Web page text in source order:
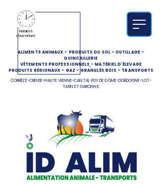
ALIMENTS ANIMAUX - PRODUITS DU SOL-OUTILLAGE-
QUINCAILLERIE
VÊTEMENTS PROFESSIONNELS -MATÉRIEL D'ÉLEVAGE
PRODUITS RÉGIONAUX - GAZ -GRANULÉS BOIS - TRANSPORTS
CORRÈZE-CREUSE-HAUTE VIENNE-CANTAL-PUY DE DÔME-DORDOGNE-LOT-
TARN ET GARONNE
Horaires
d'ouverture